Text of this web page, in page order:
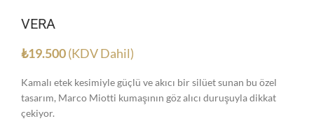
VERA
₺19.500(KDV Dahil)
Kamalı etek kesimiyle güçlü ve akıcı bir silüet sunan bu özel
tasarım, Marco Miotti kumaşının göz alıcı duruşuyla dikkat
çekiyor.